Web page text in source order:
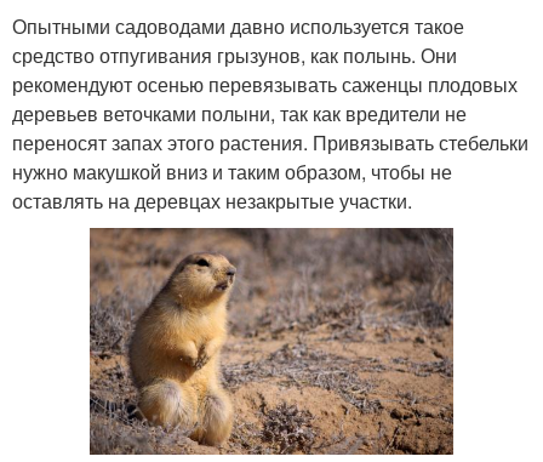
Опытными садоводами давно используется такое
средство отпугивания грызунов, как полынь. Они
рекомендуют осенью перевязывать саженцы плодовых
деревьев веточками полыни, так как вредители не
переносят запах этого растения. Привязывать стебельки
нужно макушкой вниз и таким образом, чтобы не
оставлять на деревцах незакрытые участки.